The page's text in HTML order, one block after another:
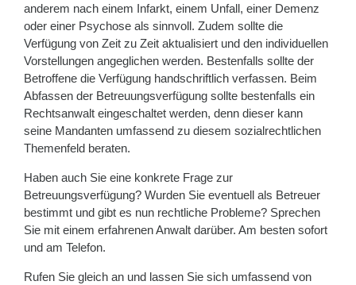
anderem nach einem Infarkt, einem Unfall, einer Demenz
oder einer Psychose als sinnvoll. Zudem sollte die
Verfügung von Zeit zu Zeit aktualisiert und den individuellen
Vorstellungen angeglichen werden. Bestenfalls sollte der
Betroffene die Verfügung handschriftlich verfassen. Beim
Abfassen der Betreuungsverfügung sollte bestenfalls ein
Rechtsanwalt eingeschaltet werden, denn dieser kann
seine Mandanten umfassend zu diesem sozialrechtlichen
Themenfeld beraten.
Haben auch Sie eine konkrete Frage zur
Betreuungsverfügung? Wurden Sie eventuell als Betreuer
bestimmt und gibt es nun rechtliche Probleme? Sprechen
Sie mit einem erfahrenen Anwalt darüber. Am besten sofort
und am Telefon.
Rufen Sie gleich an und lassen Sie sich umfassend von